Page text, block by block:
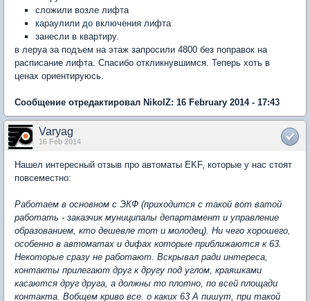
сложили возле лифта
караулили до включения лифта
занесли в квартиру.
в леруа за подъем на этаж запросили 4800 без поправок на
расписание лифта. Спасибо откликнувшимся. Теперь хоть в
ценах ориентируюсь.
Сообщение отредактировал NikolZ: 16 February 2014 - 17:43
Varyag
16 Feb 2014
Нашел интересный отзыв про автоматы EKF, которые у нас стоят
повсеместно:
Работаем в основном с ЭКФ (приходится с такой вот ватой
работать - заказчик муниципалы департамент и управление
образованием, кто дешевле тот и молодец). Ни чего хорошего,
особенно в автоматах и дифах которые приближаются к 63.
Некоторые сразу не работают. Вскрывал ради интереса,
контакты прилегают друг к другу под углом, краяшками
касаются друг друга, а должны то плотно, по всей площади
контакта. Вобщем криво все. о каких 63 А пишут, при такой